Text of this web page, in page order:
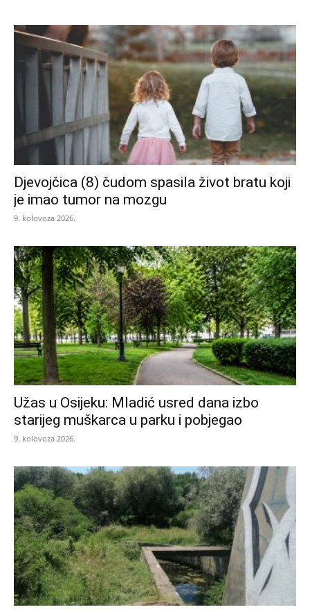
Djevojčica (8) čudom spasila život bratu koji
je imao tumor na mozgu
9. kolovoza 2026.
Užas u Osijeku: Mladić usred dana izbo
starijeg muškarca u parku i pobjegao
9. kolovoza 2026.